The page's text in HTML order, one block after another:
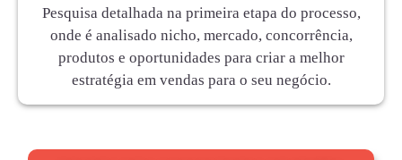
Pesquisa detalhada na primeira etapa do processo,
onde é analisado nicho, mercado, concorrência,
produtos e oportunidades para criar a melhor
estratégia em vendas para o seu negócio.